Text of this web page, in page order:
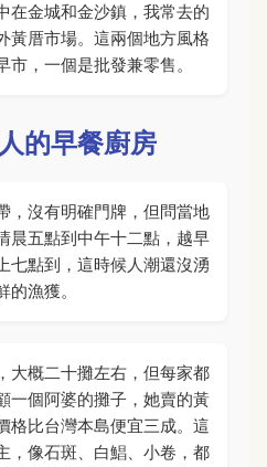
在金城和金沙鎮，我常去的
黃厝市場。這兩個地方風格
，一個是批發兼零售。
的早餐廚房
，沒有明確門牌，但問當地
晨五點到中午十二點，越早
七點到，這時候人潮還沒湧
漁獲。
大概二十攤左右，但每家都
一個阿婆的攤子，她賣的黃
格比台灣本島便宜三成。這
，像石斑、白鯧、小卷，都